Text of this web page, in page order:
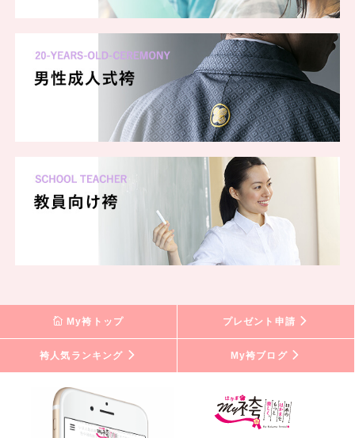
My袴トップ プレゼント申請
袴人気ランキング My袴ブログ